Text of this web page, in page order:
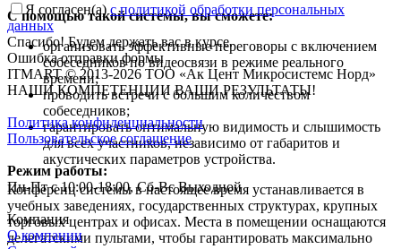
С помощью такой системы, вы сможете:
организовать эффективные переговоры с включением
собеседников по видеосвязи в режиме реального
времени;
проводить встречи с большим количеством
собеседников;
гарантировать оптимальную видимость и слышимость
для всех участников, независимо от габаритов и
акустических параметров устройства.
Конференц системы в настоящее время устанавливается в
учебных заведениях, государственных структурах, крупных
торговых центрах и офисах. Места в помещении оснащаются
делегатскими пультами, чтобы гарантировать максимально
Я согласен(a) с политикой обработки персональных
данных
Спасибо! Будем держать вас в курсе.
Ошибка отправки формы
ITMART © 2013-2026 ТОО «Ак Цент Микросистемс Норд»
НАШИ КОМПЕТЕНЦИИ ВАШИ РЕЗУЛЬТАТЫ!
Политика конфиденциальности
Пользовательское соглашение
Режим работы:
Пн-Пт с 10:00-18:00, Сб-Вс Выходной
Компания
О компании